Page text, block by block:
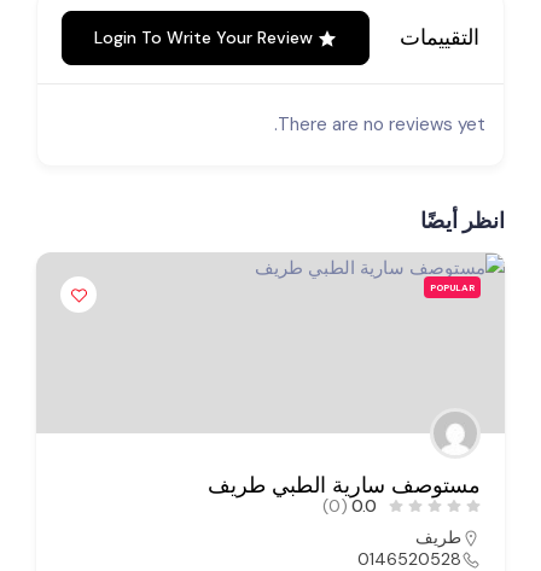
التقييمات Login To Write Your Review
There are no reviews yet.
انظر أيضًا
POPULAR
مستوصف سارية الطبي طريف
0.0
(0)
طريف
0146520528